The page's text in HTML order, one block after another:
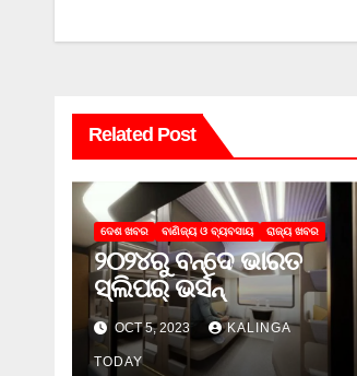
Related Post
ଦେଶ ଖବର ବାଣିଜ୍ୟ ଓ ବ୍ୟବସାୟ ରାଜ୍ୟ ଖବର
୨୦୨୪ରୁ ବନ୍ଦେ ଭାରତ
ସ୍ଲିପର୍ ଭର୍ସନ୍
OCT 5, 2023 KALINGA
TODAY